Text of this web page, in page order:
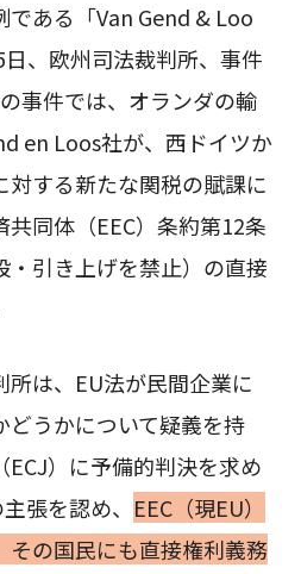
である「Van Gend & Loo
、欧州司法裁判所、事件
事件では、オランダの輸
en Loos社が、西ドイツか
対する新たな関税の賦課に
同体（EEC）条約第12条
・引き上げを禁止）の直接
は、EU法が民間企業に
どうかについて疑義を持
）に予備的判決を求め
張を認め、 EEC（現EU）
その国民にも直接権利義務